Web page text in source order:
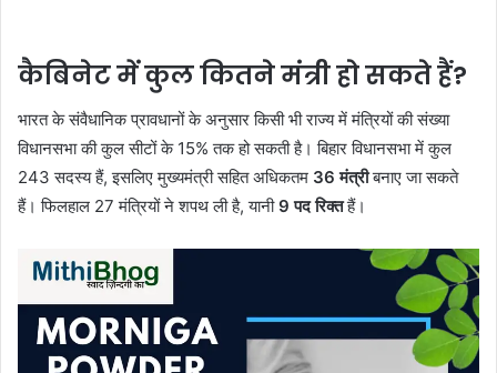
कैबिनेट में कुल कितने मंत्री हो सकते हैं?
भारत के संवैधानिक प्रावधानों के अनुसार किसी भी राज्य में मंत्रियों की संख्या
विधानसभा की कुल सीटों के 15% तक हो सकती है। बिहार विधानसभा में कुल
243 सदस्य हैं, इसलिए मुख्यमंत्री सहित अधिकतम 36 मंत्रीबनाए जा सकते
हैं। फिलहाल 27 मंत्रियों ने शपथ ली है, यानी9 पद रिक्तहैं।